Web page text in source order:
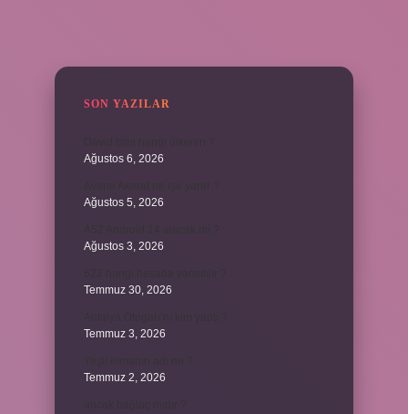
SON YAZILAR
Ağustos 6, 2026
Ağustos 5, 2026
Ağustos 3, 2026
Temmuz 30, 2026
Temmuz 3, 2026
Temmuz 2, 2026